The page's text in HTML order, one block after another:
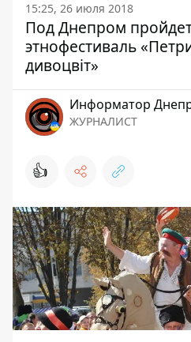
15:25, 26 июля 2018
Под Днепром
этнофестиваль
дивоцвіт»
Информатор
ЖУРНАЛИСТ
👍